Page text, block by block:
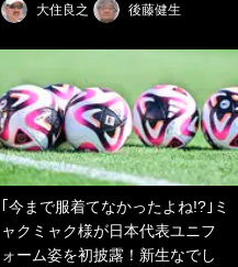
大住良之 後藤健生
｢今まで服着てなかったよね!?｣ミ
ャクミャク様が日本代表ユニフ
ォーム姿を初披露！新生なでし